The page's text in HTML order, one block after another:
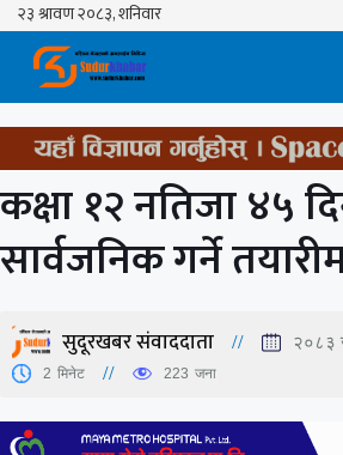
Skip
content
कक्षा १२ नतिजा ४५
सार्वजनिक गर्ने
सुदूरखबर संवाददाता २०८३
2 मिनेट 223 जना